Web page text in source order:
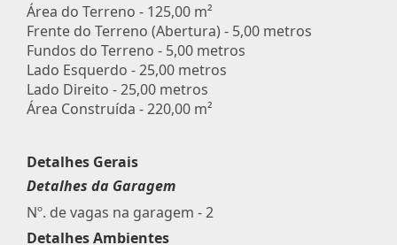
Área do Terreno - 125,00 m²
Frente do Terreno (Abertura) - 5,00 metros
Fundos do Terreno - 5,00 metros
Lado Esquerdo - 25,00 metros
Lado Direito - 25,00 metros
Área Construída - 220,00 m²
Detalhes Gerais
Detalhes da Garagem
Nº. de vagas na garagem - 2
Detalhes Ambientes